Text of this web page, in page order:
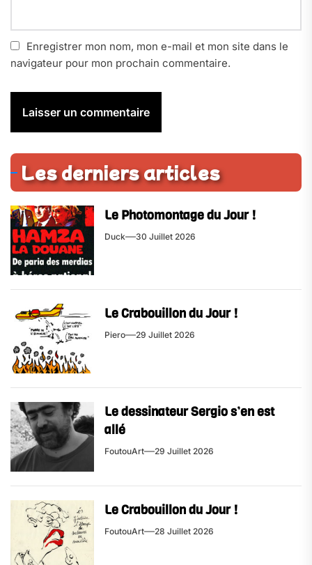
Enregistrer mon nom, mon e-mail et mon site dans le
navigateur pour mon prochain commentaire.
Les derniers articles
Le Photomontage du Jour !
Duck 30 Juillet 2026
Le Crabouillon du Jour !
Piero 29 Juillet 2026
Le dessinateur Sergio s’en est
allé
FoutouArt 29 Juillet 2026
Le Crabouillon du Jour !
FoutouArt 28 Juillet 2026